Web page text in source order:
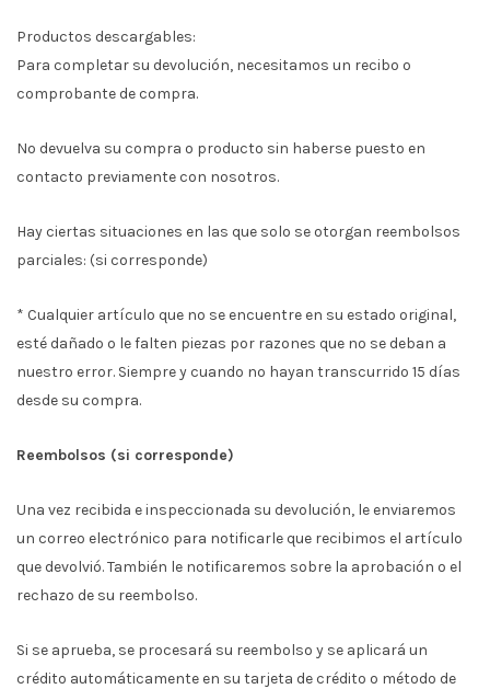
Productos descargables:
Para completar su devolución, necesitamos un recibo o
comprobante de compra.
No devuelva su compra o producto sin haberse puesto en
contacto previamente con nosotros.
Hay ciertas situaciones en las que solo se otorgan reembolsos
parciales: (si corresponde)
* Cualquier artículo que no se encuentre en su estado original,
esté dañado o le falten piezas por razones que no se deban a
nuestro error. Siempre y cuando no hayan transcurrido 15 días
desde su compra.
Reembolsos (si corresponde)
Una vez recibida e inspeccionada su devolución, le enviaremos
un correo electrónico para notificarle que recibimos el artículo
que devolvió. También le notificaremos sobre la aprobación o el
rechazo de su reembolso.
Si se aprueba, se procesará su reembolso y se aplicará un
crédito automáticamente en su tarjeta de crédito o método de